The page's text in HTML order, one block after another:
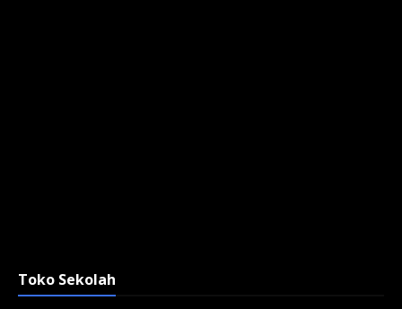
Toko Sekolah